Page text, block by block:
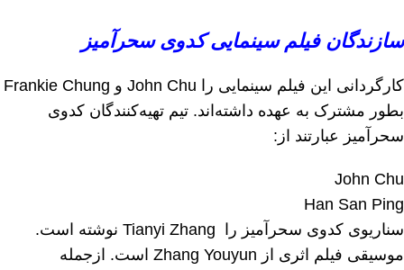
سازندگان فیلم سینمایی کدوی سحرآمیز
کارگردانی این فیلم سینمایی را John Chu و Frankie Chung
بطور مشترک به عهده داشته‌اند. تیم تهیه‌کنندگان کدوی
سحرآمیز عبارتند از:
John Chu
Han San Ping
سناریوی کدوی سحرآمیز را Tianyi Zhang نوشته است.
موسیقی فیلم اثری از Zhang Youyun است. ازجمله